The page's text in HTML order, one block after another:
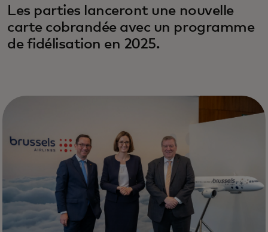
Les parties lanceront une nouvelle
carte cobrandée avec un programme
de fidélisation en 2025.